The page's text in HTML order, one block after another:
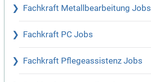
Fachkraft Metallbearbeitung Jobs
Fachkraft PC Jobs
Fachkraft Pflegeassistenz Jobs